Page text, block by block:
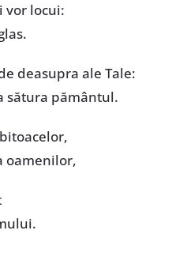
vor locui:
deasupra ale Tale:
sătura pământul.
oamenilor,